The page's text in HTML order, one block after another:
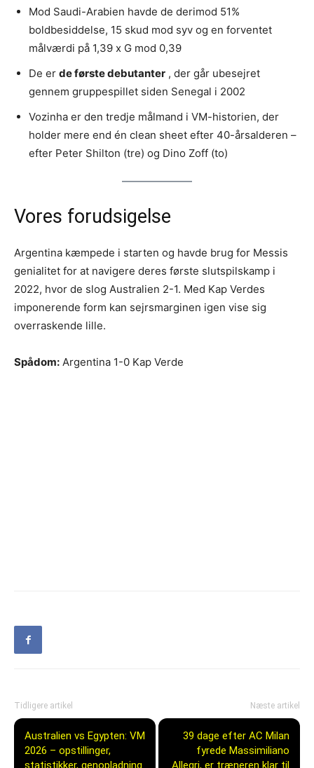
Mod Saudi-Arabien havde de derimod 51%
boldbesiddelse, 15 skud mod syv og en forventet
målværdi på 1,39 x G mod 0,39
De er de første debutanter , der går ubesejret
gennem gruppespillet siden Senegal i 2002
Vozinha er den tredje målmand i VM-historien, der
holder mere end én clean sheet efter 40-årsalderen –
efter Peter Shilton (tre) og Dino Zoff (to)
Vores forudsigelse
Argentina kæmpede i starten og havde brug for Messis
genialitet for at navigere deres første slutspilskamp i
2022, hvor de slog Australien 2-1. Med Kap Verdes
imponerende form kan sejrsmarginen igen vise sig
overraskende lille.
Spådom: Argentina 1-0 Kap Verde
Tidligere artikel
Australien vs Egypten: VM
2026 – opstillinger,
statistikker, genopladning
Næste artikel
39 dage efter AC Milan
fyrede Massimiliano
Allegri, er træneren klar til